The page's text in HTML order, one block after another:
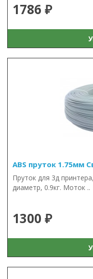
1786 ₽
ABS пруток 1.75мм
Пруток для 3д
диаметр, 0.9кг. Моток ..
1300 ₽